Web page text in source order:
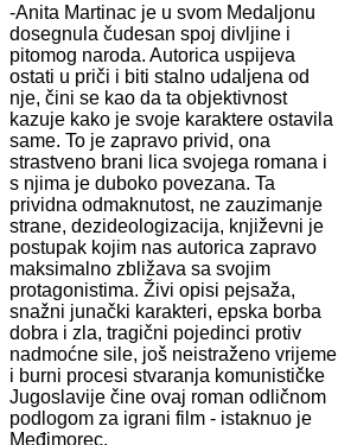
-Anita Martinac je u svom Medaljonu
dosegnula čudesan spoj divljine i
pitomog naroda. Autorica uspijeva
ostati u priči i biti stalno udaljena od
nje, čini se kao da ta objektivnost
kazuje kako je svoje karaktere ostavila
same. To je zapravo privid, ona
strastveno brani lica svojega romana i
s njima je duboko povezana. Ta
prividna odmaknutost, ne zauzimanje
strane, dezideologizacija, književni je
postupak kojim nas autorica zapravo
maksimalno zbližava sa svojim
protagonistima. Živi opisi pejsaža,
snažni junački karakteri, epska borba
dobra i zla, tragični pojedinci protiv
nadmoćne sile, još neistraženo vrijeme
i burni procesi stvaranja komunističke
Jugoslavije čine ovaj roman odličnom
podlogom za igrani film - istaknuo je
Međimorec.